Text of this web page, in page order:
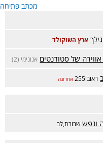
מכתב פתיחה
ארץ השוקולד
של סטודנטים אנונימי (2)
ראובן255 אחרונה
ונפש שבורת,לב